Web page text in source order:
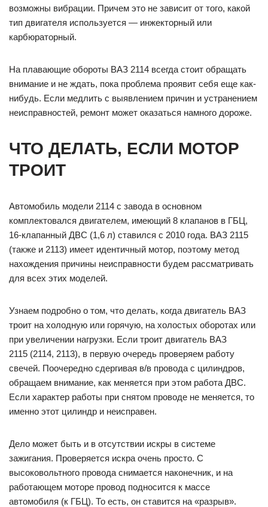
возможны вибрации. Причем это не зависит от того, какой
тип двигателя используется — инжекторный или
карбюраторный.
На плавающие обороты ВАЗ 2114 всегда стоит обращать
внимание и не ждать, пока проблема проявит себя еще как-
нибудь. Если медлить с выявлением причин и устранением
неисправностей, ремонт может оказаться намного дороже.
ЧТО ДЕЛАТЬ, ЕСЛИ МОТОР
ТРОИТ
Автомобиль модели 2114 с завода в основном
комплектовался двигателем, имеющий 8 клапанов в ГБЦ,
16-клапанный ДВС (1,6 л) ставился с 2010 года. ВАЗ 2115
(также и 2113) имеет идентичный мотор, поэтому метод
нахождения причины неисправности будем рассматривать
для всех этих моделей.
Узнаем подробно о том, что делать, когда двигатель ВАЗ
троит на холодную или горячую, на холостых оборотах или
при увеличении нагрузки. Если троит двигатель ВАЗ
2115 (2114, 2113), в первую очередь проверяем работу
свечей. Поочередно сдергивая в/в провода с цилиндров,
обращаем внимание, как меняется при этом работа ДВС.
Если характер работы при снятом проводе не меняется, то
именно этот цилиндр и неисправен.
Дело может быть и в отсутствии искры в системе
зажигания. Проверяется искра очень просто. С
высоковольтного провода снимается наконечник, и на
работающем моторе провод подносится к массе
автомобиля (к ГБЦ). То есть, он ставится на «разрыв».